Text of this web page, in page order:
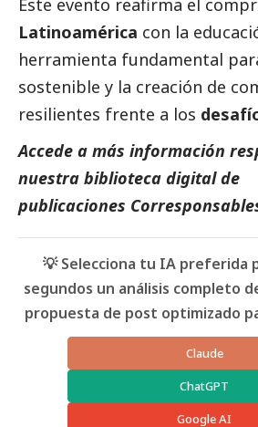
Este evento reafirma el
Latinoamérica con la
herramienta fundamental
sostenible y la creación de
resilientes frente a los
Accede a más información
nuestra biblioteca digital de
publicaciones
💡 Selecciona tu IA preferida
segundos un análisis completo
propuesta de post optimizado
Claude
ChatGPT
Google AI